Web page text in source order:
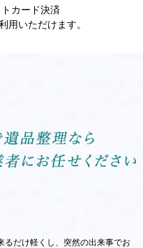
ート（エンディングノート）
産・預貯金・保険の棚卸し
カード決済
用いただけます。
るだけ軽くし、突然の出来事でお